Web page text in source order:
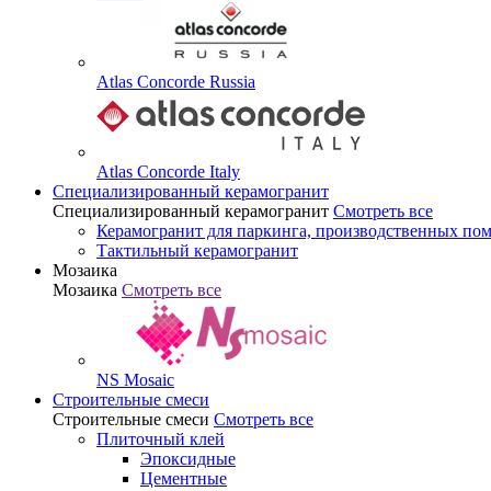
Atlas Concorde Russia
Atlas Concorde Italy
Специализированный керамогранит
Специализированный керамогранит Смотреть все
Керамогранит для паркинга, производственных
Тактильный керамогранит
Мозаика
Мозаика Смотреть все
NS Mosaic
Строительные смеси
Строительные смеси Смотреть все
Плиточный клей
Эпоксидные
Цементные